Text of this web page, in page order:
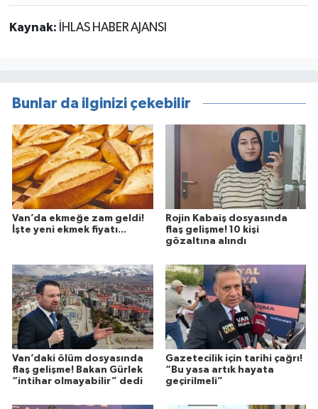
Kaynak: İHLAS HABER AJANSI
Bunlar da ilginizi çekebilir
Van’da ekmeğe zam geldi!
İşte yeni ekmek fiyatı...
Rojin Kabaiş dosyasında
flaş gelişme! 10 kişi
gözaltına alındı
Van’daki ölüm dosyasında
flaş gelişme! Bakan Gürlek
“intihar olmayabilir” dedi
Gazetecilik için tarihi çağrı!
“Bu yasa artık hayata
geçirilmeli”